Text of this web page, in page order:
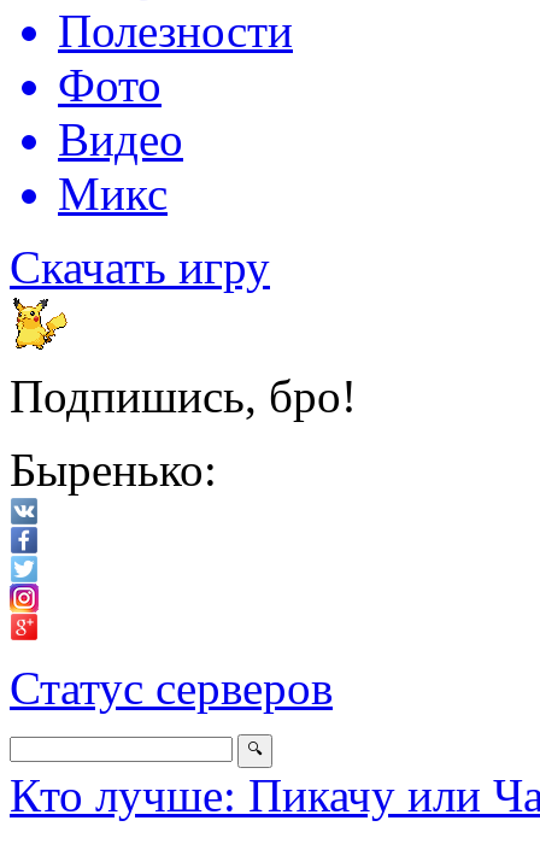
Полезности
Фото
Видео
Микс
Скачать игру
Подпишись, бро!
Быренько:
Статус серверов
Кто лучше: Пикачу или